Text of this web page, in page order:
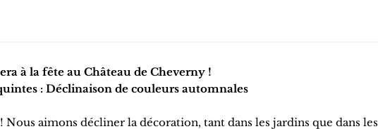
à la fête au Château de Cheverny !
: Déclinaison de couleurs automnales
Nous aimons décliner la décoration, tant dans les jardins que dans les